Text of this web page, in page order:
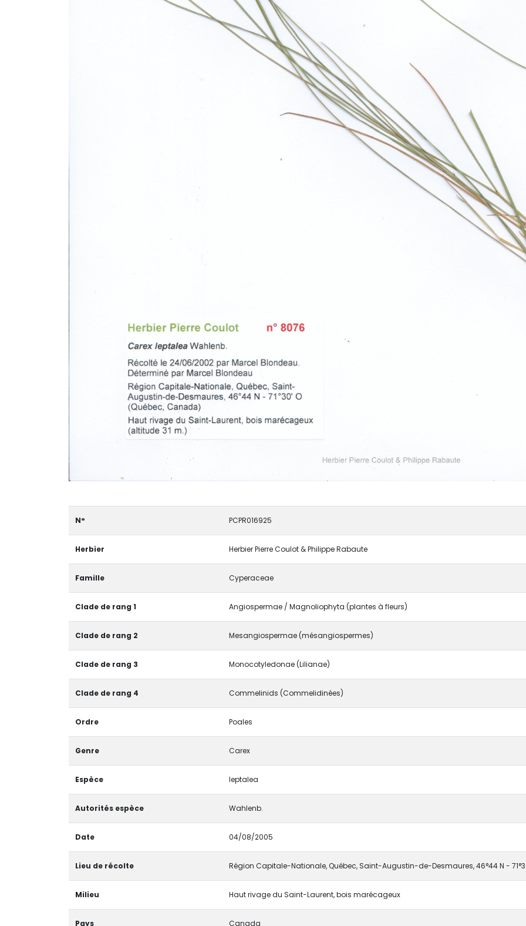
N° PCPR016925
Herbier Herbier Pierre Coulot & Philippe Rabaute
Famille Cyperaceae
Clade de rang 1 Angiospermae / Magnoliophyta (plantes à fleurs)
Clade de rang 2 Mesangiospermae (mésangiospermes)
Clade de rang 3 Monocotyledonae (Lilianae)
Clade de rang 4 Commelinids (Commelidinées)
Ordre Poales
Genre Carex
Espèce leptalea
Autorités espèce Wahlenb.
Date 04/08/2005
Lieu de récolte Région Capitale-Nationale, Québec, Saint-Augustin-de-Desmaures, 46°44 N -
Milieu Haut rivage du Saint-Laurent, bois marécageux
Pays Canada